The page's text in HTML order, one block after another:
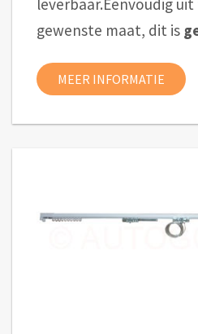
leverbaar.Eenvoudig
gewenste maat, dit is
MEER INFORMATIE